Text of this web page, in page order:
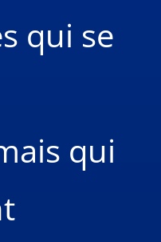
qui se
qui